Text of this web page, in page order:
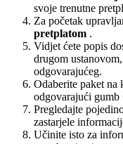
svoje trenutne
Za početak
pretplatom .
Vidjet ćete popis
drugom
odgovarajućeg.
Odaberite paket
odgovarajući gumb
Pregledajte
zastarjele
Učinite isto za